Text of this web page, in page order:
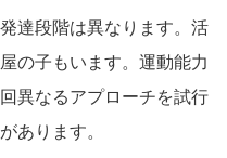
達段階は異なります。活
の子もいます。運動能力
異なるアプローチを試行
あります。